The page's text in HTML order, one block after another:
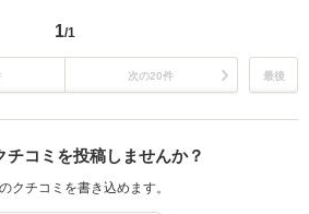
1/1
次の20件 最後
チコミを投稿しませんか？
クチコミを書き込めます。